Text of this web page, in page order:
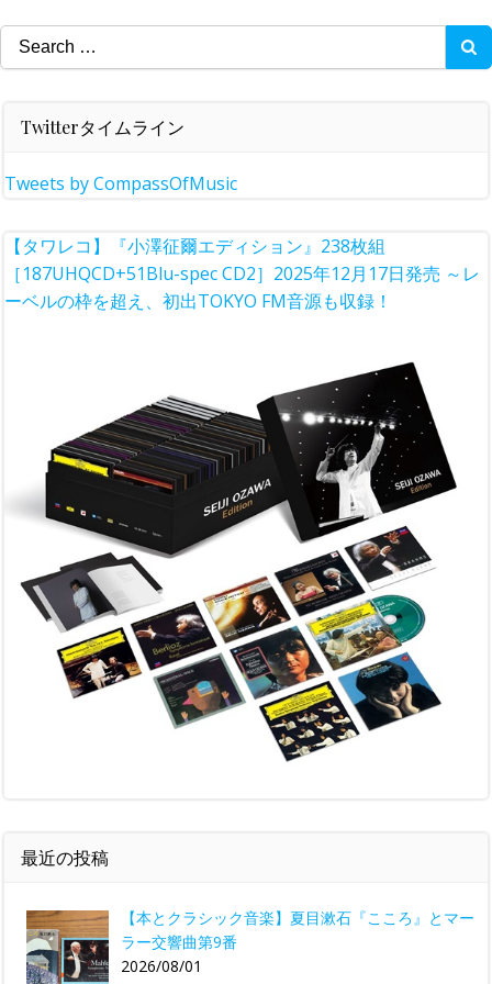
Search
for:
Twitterタイムライン
Tweets by CompassOfMusic
【タワレコ】『小澤征爾エディション』238枚組
［187UHQCD+51Blu-spec CD2］2025年12月17日発売 ～レ
ーベルの枠を超え、初出TOKYO FM音源も収録！
最近の投稿
【本とクラシック音楽】夏目漱石『こころ』とマー
ラー交響曲第9番
2026/08/01